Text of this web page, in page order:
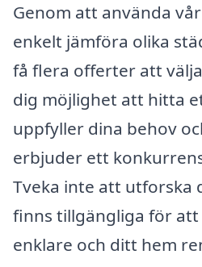
Genom att använda
enkelt jämföra olika
få flera offerter att
dig möjlighet att hitta
uppfyller dina behov
erbjuder ett
Tveka inte att utforska
finns tillgängliga för
enklare och ditt hem